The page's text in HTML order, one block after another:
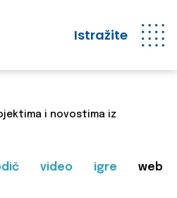
Istražite
i novostima iz
video igre web